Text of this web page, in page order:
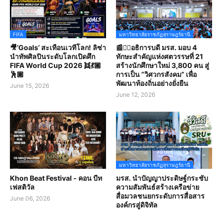
FIFA
🎥‘Goals’ สะเทือนเวทีโลก! ลิซ่า
นำทัพศิลปินระดับโลกเปิดศึก
FIFA World Cup 2026 👯💃🏼
🕺🏽
June 15, 2026
มหาวิทยาลัยราชภัฏสุราษฎร์ธานี
📰✍🏻อธิการบดี มรส. มอบ 4
ทักษะสำคัญแห่งศตวรรษที่ 21
สร้างนักศึกษาใหม่ 3,800 คน สู่
การเป็น “วิศวกรสังคม” เพื่อ
พัฒนาท้องถิ่นอย่างยั่งยืน
June 12, 2026
Khon Beat Festival - คอน บีท
เฟสติวัล
June 06, 2026
มหาวิทยาลัยราชภัฏสุราษฎร์ธานี
มรส. นำปัญญาประดิษฐ์กระชับ
ความสัมพันธ์สร้างเครือข่าย
สื่อมวลชนยกระดับการสื่อสาร
องค์กรสู่ดิจิทัล